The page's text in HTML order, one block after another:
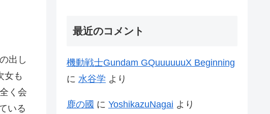
出し
女も
く会
いる
最近のコメント
機動戦士Gundam GQuuuuuuX Beginning
に 水谷学 より
鹿の國 に YoshikazuNagai より